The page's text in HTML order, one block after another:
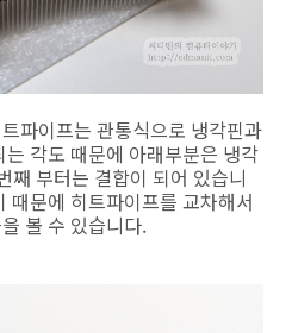
파이프는 관통식으로 냉각핀과
각도 때문에 아래부분은 냉각
째 부터는 결합이 되어 있습니
때문에 히트파이프를 교차해서
볼 수 있습니다.